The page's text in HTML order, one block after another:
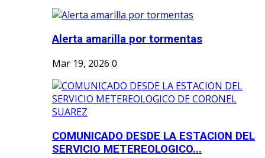
Alerta amarilla por tormentas
Mar 19, 2026 0
COMUNICADO DESDE LA ESTACION DEL
SERVICIO METEREOLOGICO...